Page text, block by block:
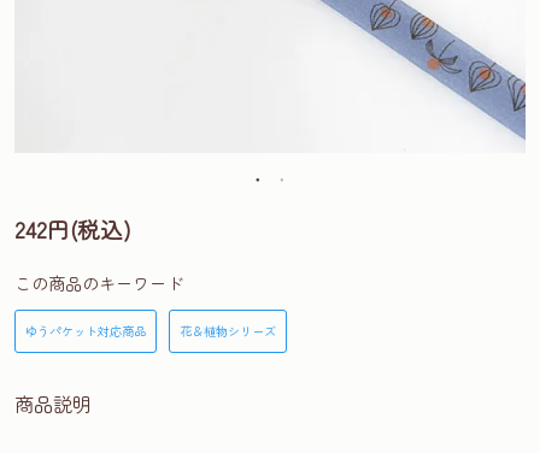
242円(税込)
この商品のキーワード
ゆうパケット対応商品 花＆植物シリーズ
商品説明